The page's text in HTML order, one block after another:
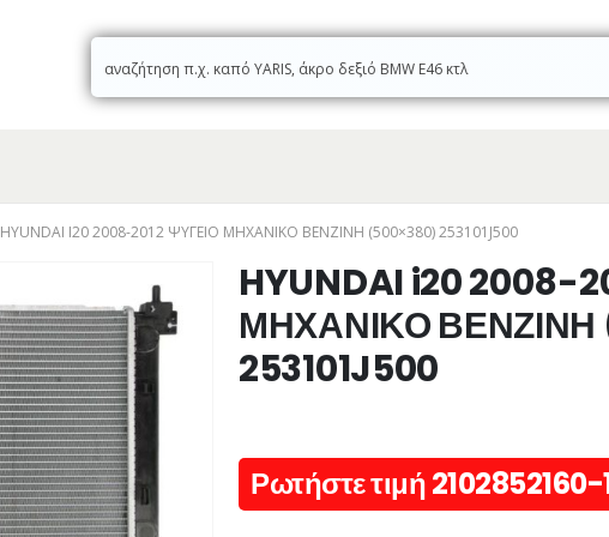
HYUNDAI I20 2008-2012 ΨΥΓΕΙΟ ΜΗΧΑΝΙΚΟ ΒΕΝΖΙΝΗ (500×380) 253101J500
HYUNDAI i20 2008-
ΜΗΧΑΝΙΚΟ
253101J500
Ρωτήστε τιμή 2102852160-